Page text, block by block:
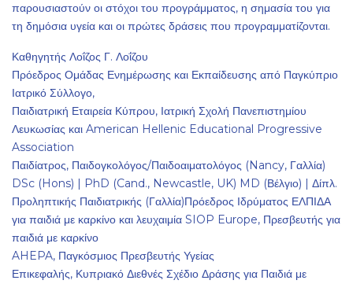
παρουσιαστούν οι στόχοι του προγράμματος, η σημασία του για
τη δημόσια υγεία και οι πρώτες δράσεις που προγραμματίζονται.
Καθηγητής Λοΐζος Γ. Λοΐζου
Πρόεδρος Ομάδας Ενημέρωσης και Εκπαίδευσης από Παγκύπριο
Ιατρικό Σύλλογο,
Παιδιατρική Εταιρεία Κύπρου, Ιατρική Σχολή Πανεπιστημίου
Λευκωσίας και American Hellenic Educational Progressive
Association
Παιδίατρος, Παιδογκολόγος/Παιδοαιματολόγος (Nancy, Γαλλία)
DSc (Hons) | PhD (Cand., Newcastle, UK) MD (Βέλγιο) | Δίπλ.
Προληπτικής Παιδιατρικής (Γαλλία)Πρόεδρος Ιδρύματος ΕΛΠΙΔΑ
για παιδιά με καρκίνο και λευχαιμία SIOP Europe, Πρεσβευτής για
παιδιά με καρκίνο
AHEPA, Παγκόσμιος Πρεσβευτής Υγείας
Επικεφαλής, Κυπριακό Διεθνές Σχέδιο Δράσης για Παιδιά με